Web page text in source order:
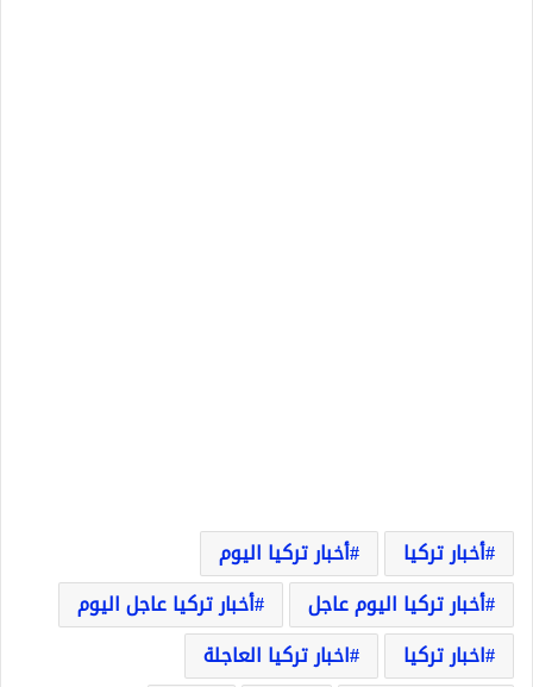
أخبار تركيا
أخبار تركيا اليوم
أخبار تركيا اليوم عاجل
أخبار تركيا عاجل اليوم
اخبار تركيا
اخبار تركيا العاجلة